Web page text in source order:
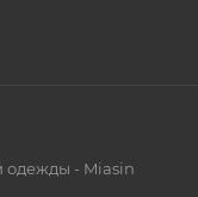
одежды - Miasin